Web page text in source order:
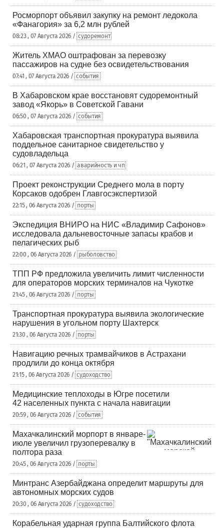
Росморпорт объявил закупку на ремонт ледокола
«Фанагория» за 6,2 млн рублей
08:23 , 07 Августа 2026 / судоремонт
Житель ХМАО оштрафован за перевозку
пассажиров на судне без освидетельствования
07:41 , 07 Августа 2026 / события
В Хабаровском крае восстановят судоремонтный
завод «Якорь» в Советской Гавани
06:50 , 07 Августа 2026 / события
Хабаровская транспортная прокуратура выявила
поддельное санитарное свидетельство у
судовладельца
06:21 , 07 Августа 2026 / аварийность и чп
Проект реконструкции Среднего мола в порту
Корсаков одобрен Главгосэкспертизой
22:15 , 06 Августа 2026 / порты
Экспедиция ВНИРО на НИС «Владимир Сафонов»
исследовала дальневосточные запасы крабов и
пелагических рыб
22:00 , 06 Августа 2026 / рыболовство
ТПП РФ предложила увеличить лимит численности
для операторов морских терминалов на Чукотке
21:45 , 06 Августа 2026 / порты
Транспортная прокуратура выявила экологические
нарушения в угольном порту Шахтерск
21:30 , 06 Августа 2026 / порты
Навигацию речных трамвайчиков в Астрахани
продлили до конца октября
21:15 , 06 Августа 2026 / судоходство
Медицинские теплоходы в Югре посетили
42 населенных пункта с начала навигации
20:59 , 06 Августа 2026 / события
Махачкалинский морпорт в январе-
июле увеличил грузоперевалку в
полтора раза
20:45 , 06 Августа 2026 / порты
Минтранс Азербайджана определит маршруты для
автономных морских судов
20:30 , 06 Августа 2026 / судоходство
Корабельная ударная группа Балтийского флота